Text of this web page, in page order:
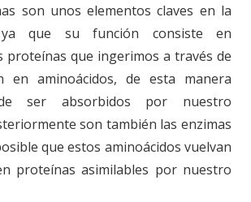
son unos elementos claves en la
que su función consiste en
que ingerimos a través de
en aminoácidos, de esta manera
ser absorbidos por nuestro
son también las enzimas
que estos aminoácidos vuelvan
proteínas asimilables por nuestro